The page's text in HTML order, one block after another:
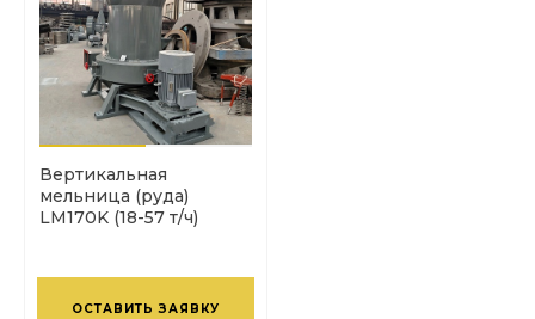
Вертикальная
мельница (руда)
LM170K (18-57 т/ч)
ОСТАВИТЬ ЗАЯВКУ